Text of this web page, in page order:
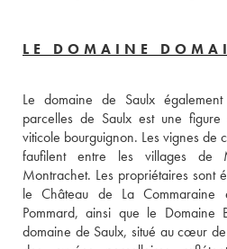
LE DOMAINE
Le domaine de Saulx
parcelles de Saulx est une
viticole bourguignon. Les vignes
faufilent entre les villages de
Montrachet. Les propriétaires sont
le Château de La
Pommard, ainsi que le Domaine
domaine de Saulx, situé au cœur